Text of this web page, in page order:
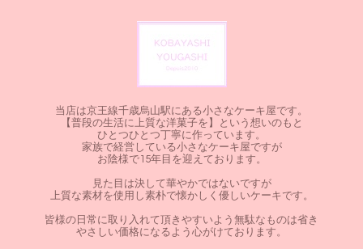
当店は京王線千歳烏山駅にある小さなケーキ屋です。
【普段の生活に上質な洋菓子を】という想いのもと
ひとつひとつ丁寧に作っています。
家族で経営している小さなケーキ屋ですが
お陰様で15年目を迎えております。
見た目は決して華やかではないですが
上質な素材を使用し素朴で懐かしく優しいケーキです。
皆様の日常に取り入れて頂きやすいよう無駄なものは省き
やさしい価格になるよう心がけております。